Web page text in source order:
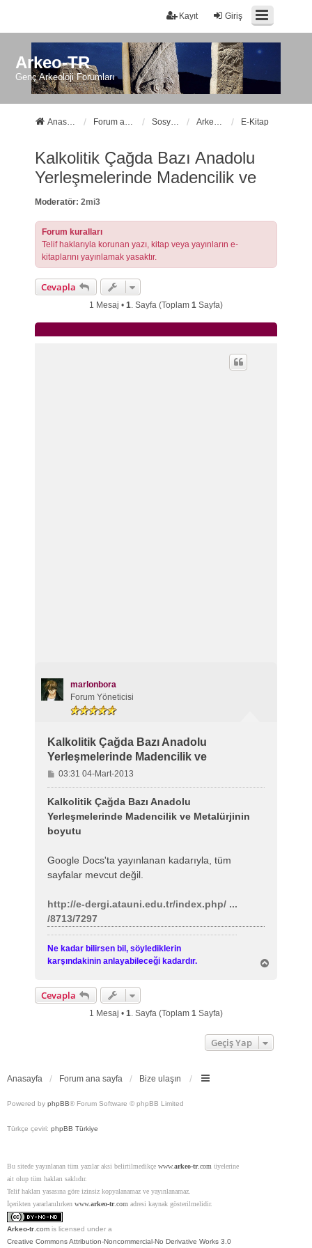
Giriş
Kayıt
Arkeo-TR
Genç Arkeoloji Forumları
Anasayfa Forum ana sayfa Sosyal Forumlarımız Arkeo-TR Kütüphanesi E-Kitap
Kalkolitik Çağda Bazı Anadolu
Yerleşmelerinde Madencilik ve
Moderatör: 2mi3
Forum kuralları
Telif haklarıyla korunan yazı, kitap veya yayınların e-
kitaplarını yayınlamak yasaktır.
Cevapla
1 Mesaj • 1. Sayfa (Toplam 1Sayfa)
marlonbora
Forum Yöneticisi
Kalkolitik Çağda Bazı Anadolu
Yerleşmelerinde Madencilik ve
M
e
s
03:31 04-Mart-2013
Kalkolitik Çağda Bazı Anadolu
Yerleşmelerinde Madencilik ve Metalürjinin
boyutu
Google Docs'ta yayınlanan kadarıyla, tüm
sayfalar mevcut değil.
http://e-dergi.atauni.edu.tr/index.php/ ...
/8713/7297
Ne kadar bilirsen bil, söylediklerin
karşındakinin anlayabileceği kadardır.
Cevapla
1 Mesaj • 1. Sayfa (Toplam 1Sayfa)
Geçiş Yap
Anasayfa Forum ana sayfa Bize ulaşın
Powered by phpBB® Forum Software © phpBB Limited
Türkçe çeviri: phpBB Türkiye
Bu sitede yayınlanan tüm yazılar aksi belirtilmedikçe www.arkeo-tr.com üyelerine
ait olup tüm hakları saklıdır.
Telif hakları yasasına göre izinsiz kopyalanamaz ve yayınlanamaz.
İçerikten yararlanılırken www.arkeo-tr.com adresi kaynak gösterilmelidir.
Arkeo-tr .com is licensed under a
Creative Commons Attribution-Noncommercial-No Derivative Works 3.0